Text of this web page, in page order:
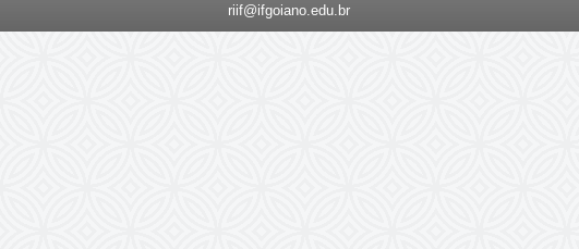
riif@ifgoiano.edu.br